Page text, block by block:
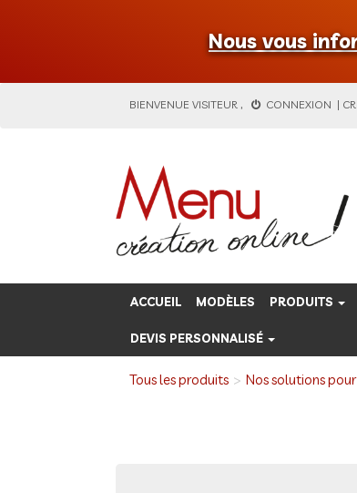
Nous vous
BIENVENUE VISITEUR , CONNEXION |
ACCUEIL MODÈLES PRODUITS
DEVIS PERSONNALISÉ
Tous les produits Nos solutions